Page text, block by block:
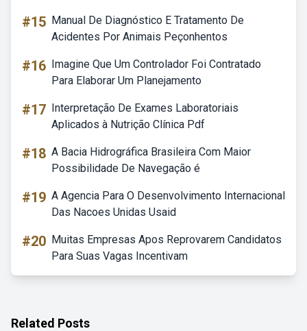
#15 Manual De Diagnóstico E Tratamento De
Acidentes Por Animais Peçonhentos
#16 Imagine Que Um Controlador Foi Contratado
Para Elaborar Um Planejamento
#17 Interpretação De Exames Laboratoriais
Aplicados à Nutrição Clínica Pdf
#18 A Bacia Hidrográfica Brasileira Com Maior
Possibilidade De Navegação é
#19 A Agencia Para O Desenvolvimento Internacional
Das Nacoes Unidas Usaid
#20 Muitas Empresas Apos Reprovarem Candidatos
Para Suas Vagas Incentivam
Related Posts